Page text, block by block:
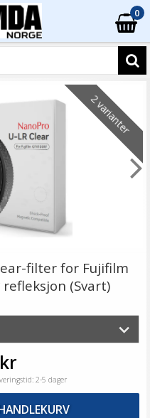
0
2 varianter
filter for Fujifilm
refleksjon (Svart)
2-5 dager